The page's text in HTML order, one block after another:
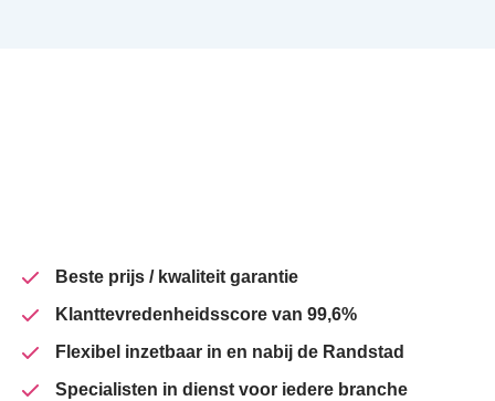
Beste prijs / kwaliteit garantie
Klanttevredenheidsscore van 99,6%
Flexibel inzetbaar in en nabij de Randstad
Specialisten in dienst voor iedere branche